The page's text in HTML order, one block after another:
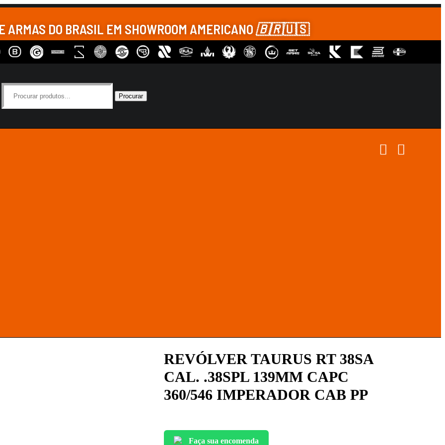
ARMAS DO BRASIL EM SHOWROOM AMERICANO🇧🇷🇺🇸
Procurar
REVÓLVER TAURUS RT 38SA
CAL. .38SPL 139MM CAPC
360/546 IMPERADOR CAB PP
Faça sua encomenda